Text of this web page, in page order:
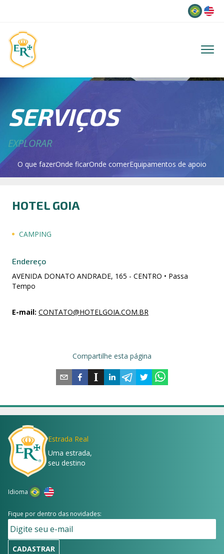
SERVIÇOS
EXPLORAR
O que fazerOnde ficarOnde comerEquipamentos de apoio
HOTEL GOIA
CAMPING
Endereço
AVENIDA DONATO ANDRADE, 165 - CENTRO • Passa
Tempo
E-mail: CONTATO@HOTELGOIA.COM.BR
Compartilhe esta página
Estrada Real
Uma estrada,
seu destino
Idioma
Fique por dentro das novidades:
CADASTRAR